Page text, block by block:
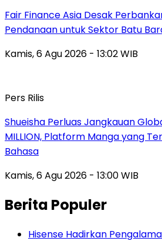
Fair Finance Asia Desak
Pendanaan untuk Sektor Batu
Kamis, 6 Agu 2026 - 13:02 WIB
Pers Rilis
Shueisha Perluas Jangkauan
MILLION, Platform Manga yang
Bahasa
Kamis, 6 Agu 2026 - 13:00 WIB
Berita Populer
Hisense Hadirkan